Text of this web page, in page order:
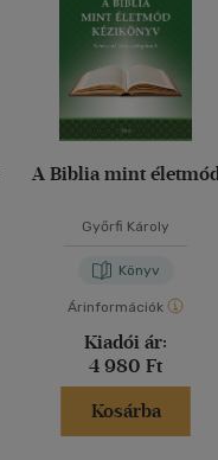
A Biblia mint
Győrfi Károly
Könyv
Árinformációk
Kiadói ár:
4 980 Ft
Kosárba